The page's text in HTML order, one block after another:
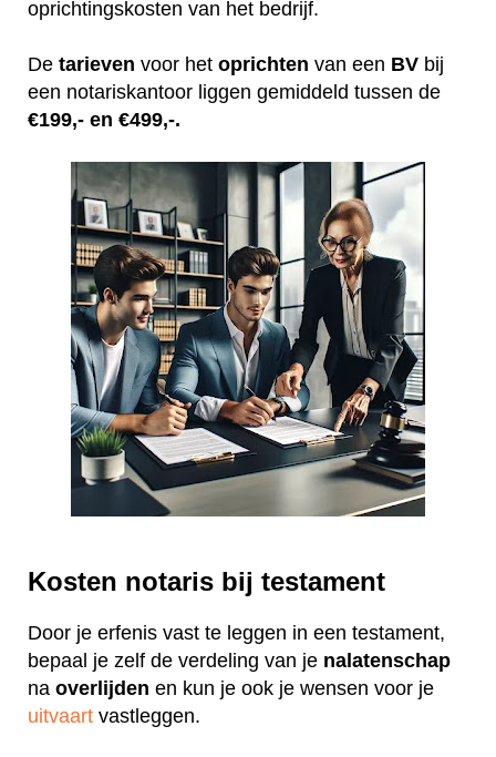
oprichtingskosten van het bedrijf.
De tarieven voor het oprichten van een BV bij
een notariskantoor liggen gemiddeld tussen de
€199,- en €499,-.
Kosten notaris bij testament
Door je erfenis vast te leggen in een testament,
bepaal je zelf de verdeling van je nalatenschap
na overlijden en kun je ook je wensen voor je
uitvaart vastleggen.